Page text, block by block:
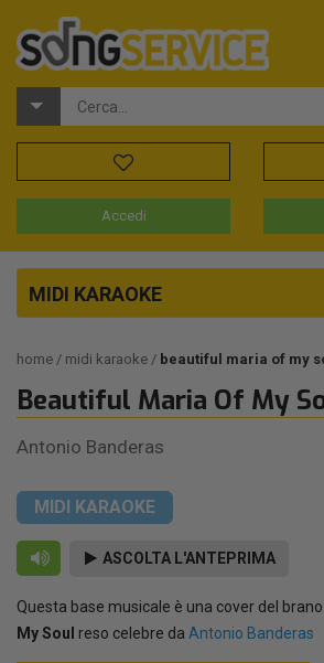
Accedi
MIDI KARAOKE
home midi karaoke beautiful maria of my
Beautiful Maria Of My
Antonio Banderas
MIDI KARAOKE
ASCOLTA L'ANTEPRIMA
Questa base musicale è una cover del brano
My Soul reso celebre da Antonio Banderas